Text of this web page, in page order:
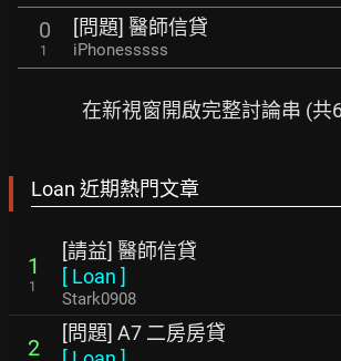
0
1
[問題] 醫師信貸
iPhonesssss
在新視窗開啟完整討論串 (共
Loan 近期熱門文章
1
1
[請益] 醫師信貸
[ Loan ]
Stark0908
2
[問題] A7 二房房貸